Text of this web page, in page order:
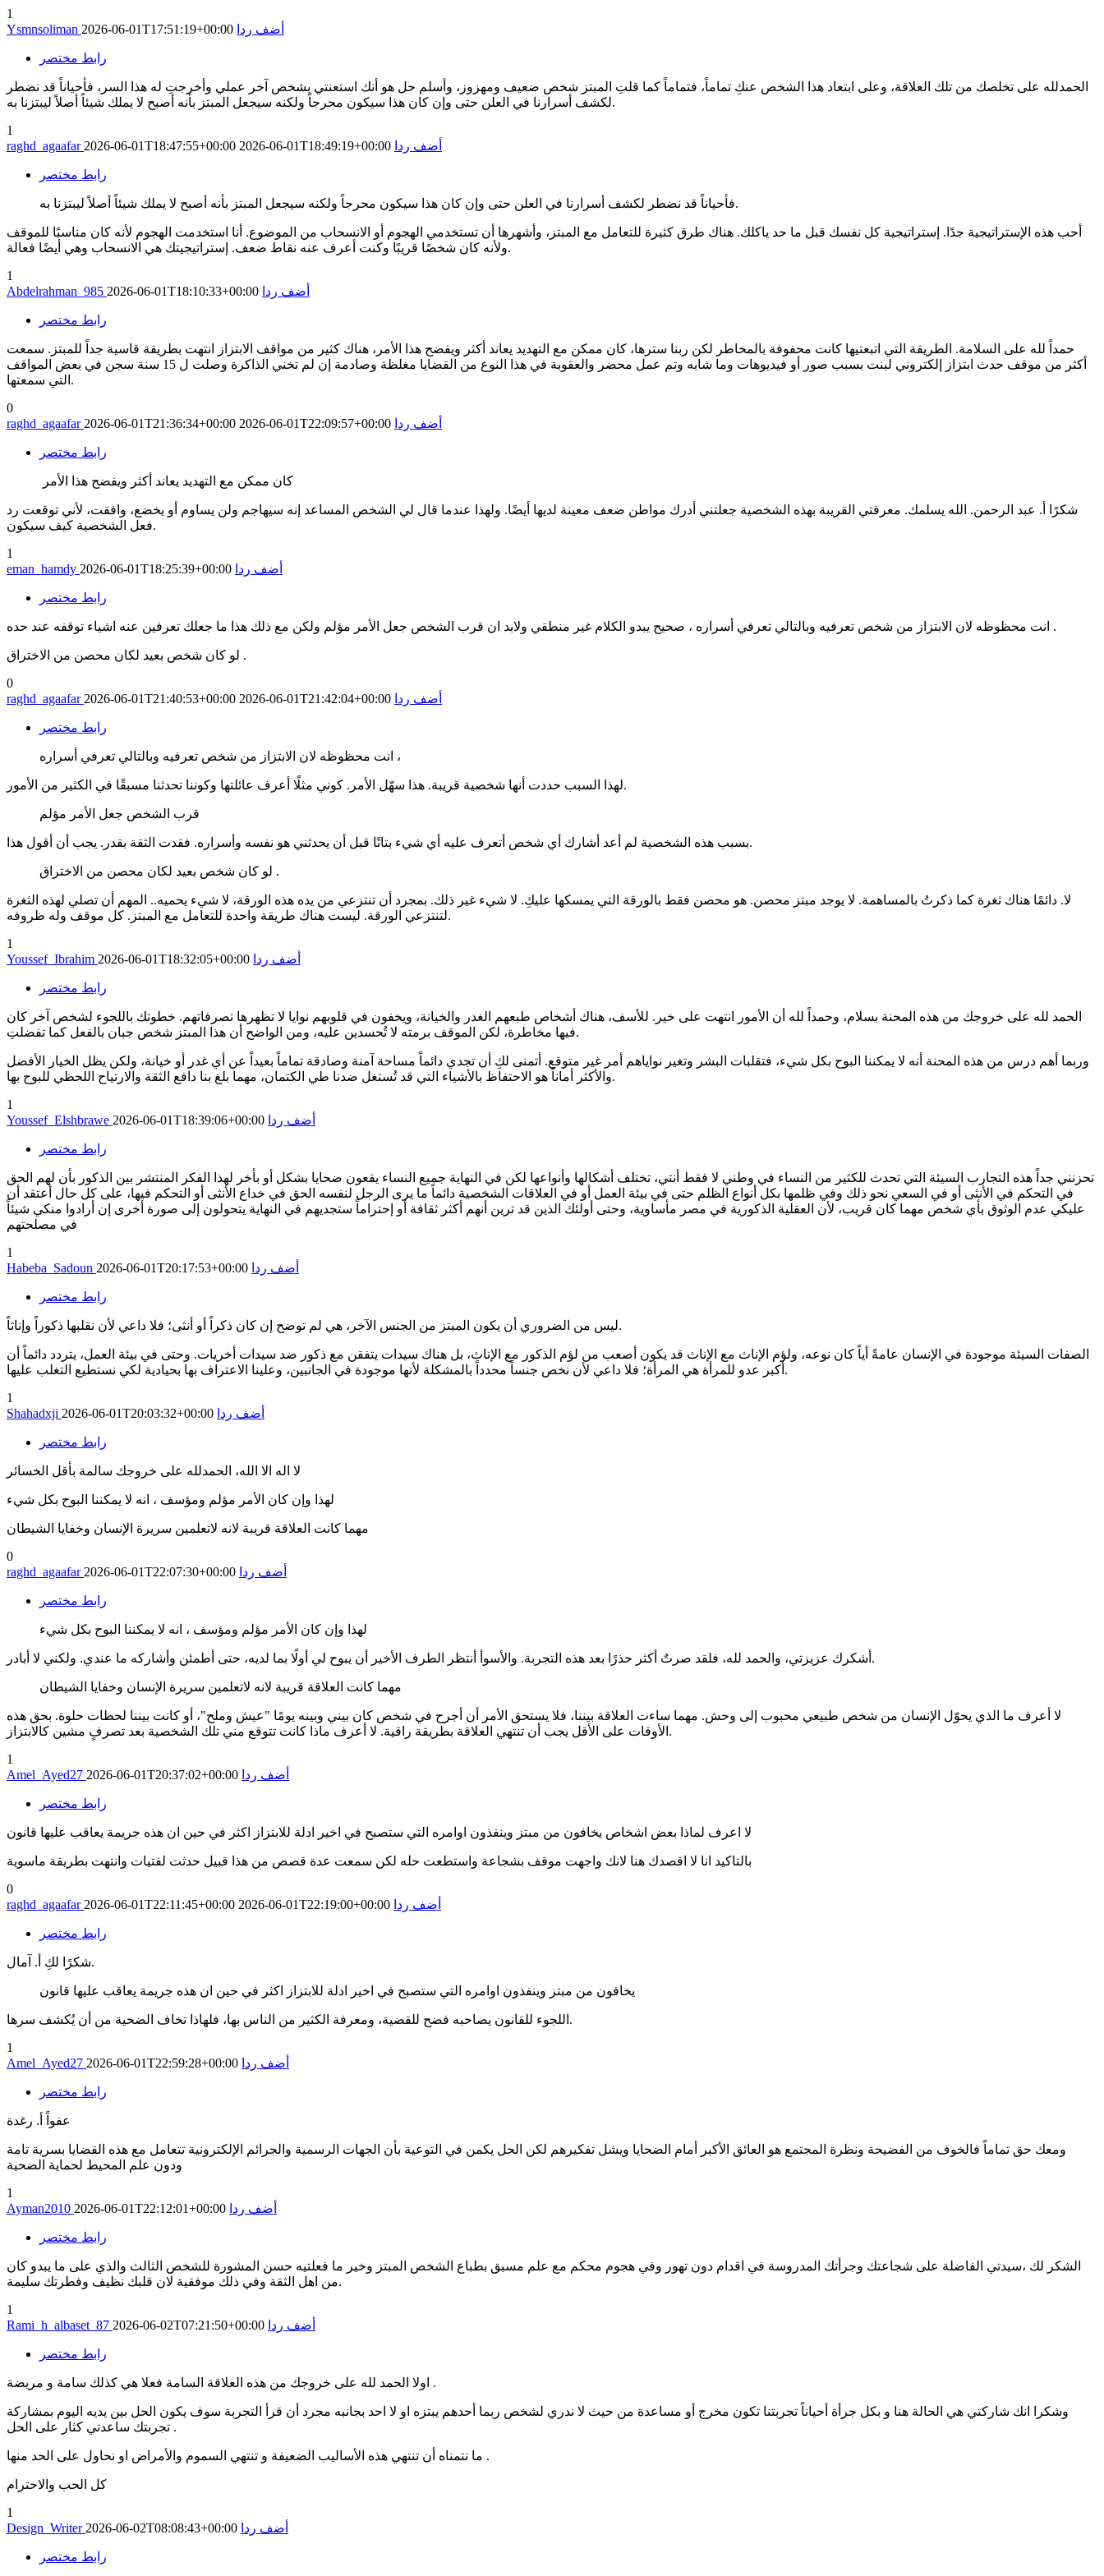
1
Ysmnsoliman 2026-06-01T17:51:19+00:00 أضف ردا
رابط مختصر
الحمدلله على تخلصك من تلك العلاقة، وعلى ابتعاد هذا الشخص عنكِ تماماً، فتماماً كما قلتِ المبتز شخص ضعيف ومهزوز، وأسلم حل هو أنك استعنتي بشخص آخر عملي وأخرجتِ له هذا السر، فأحياناً قد نضطر
لكشف أسرارنا في العلن حتى وإن كان هذا سيكون محرجاً ولكنه سيجعل المبتز بأنه أصبح لا يملك شيئاً أصلاً ليبتزنا به.
1
raghd_agaafar 2026-06-01T18:47:55+00:00 2026-06-01T18:49:19+00:00 أضف ردا
رابط مختصر
فأحياناً قد نضطر لكشف أسرارنا في العلن حتى وإن كان هذا سيكون محرجاً ولكنه سيجعل المبتز بأنه أصبح لا يملك شيئاً أصلاً ليبتزنا به.
أحب هذه الإستراتيجية جدًا. إستراتيجية كل نفسك قبل ما حد ياكلك. هناك طرق كثيرة للتعامل مع المبتز، وأشهرها أن تستخدمي الهجوم أو الانسحاب من الموضوع. أنا استخدمت الهجوم لأنه كان مناسبًا للموقف
ولأنه كان شخصًا قريبًا وكنت أعرف عنه نقاط ضعف. إستراتيجيتك هي الانسحاب وهي أيضًا فعالة.
1
Abdelrahman_985 2026-06-01T18:10:33+00:00 أضف ردا
رابط مختصر
حمداً لله على السلامة. الطريقة التي اتبعتيها كانت محفوفة بالمخاطر لكن ربنا سترها، كان ممكن مع التهديد يعاند أكثر ويفضح هذا الأمر، هناك كثير من مواقف الابتزاز انتهت بطريقة قاسية جداً للمبتز. سمعت
أكثر من موقف حدث ابتزاز إلكتروني لبنت بسبب صور أو فيديوهات وما شابه وتم عمل محضر والعقوبة في هذا النوع من القضايا مغلظة وصادمة إن لم تخني الذاكرة وصلت ل 15 سنة سجن في بعض المواقف
التي سمعتها.
0
raghd_agaafar 2026-06-01T21:36:34+00:00 2026-06-01T22:09:57+00:00 أضف ردا
رابط مختصر
كان ممكن مع التهديد يعاند أكثر ويفضح هذا الأمر
شكرًا أ. عبد الرحمن. الله يسلمك. معرفتي القريبة بهذه الشخصية جعلتني أدرك مواطن ضعف معينة لديها أيضًا. ولهذا عندما قال لي الشخص المساعد إنه سيهاجم ولن يساوم أو يخضع، وافقت، لأني توقعت رد
فعل الشخصية كيف سيكون.
1
eman_hamdy 2026-06-01T18:25:39+00:00 أضف ردا
رابط مختصر
انت محظوظه لان الابتزاز من شخص تعرفيه وبالتالي تعرفي أسراره ، صحيح يبدو الكلام غير منطقي ولابد ان قرب الشخص جعل الأمر مؤلم ولكن مع ذلك هذا ما جعلك تعرفين عنه اشياء توقفه عند حده .
لو كان شخص بعيد لكان محصن من الاختراق .
0
raghd_agaafar 2026-06-01T21:40:53+00:00 2026-06-01T21:42:04+00:00 أضف ردا
رابط مختصر
انت محظوظه لان الابتزاز من شخص تعرفيه وبالتالي تعرفي أسراره ،
لهذا السبب حددت أنها شخصية قريبة. هذا سهّل الأمر. كوني مثلًا أعرف عائلتها وكوننا تحدثنا مسبقًا في الكثير من الأمور.
بسبب هذه الشخصية لم أعد أشارك أي شخص أتعرف عليه أي شيء بتاتًا قبل أن يحدثني هو نفسه وأسراره. فقدت الثقة بقدر. يجب أن أقول هذا.
لو كان شخص بعيد لكان محصن من الاختراق .
لا. دائمًا هناك ثغرة كما ذكرتُ بالمساهمة. لا يوجد مبتز محصن. هو محصن فقط بالورقة التي يمسكها عليكِ. لا شيء غير ذلك. بمجرد أن تنتزعي من يده هذه الورقة، لا شيء يحميه.. المهم أن تصلي لهذه الثغرة
لتنتزعي الورقة. ليست هناك طريقة واحدة للتعامل مع المبتز. كل موقف وله ظروفه.
1
Youssef_Ibrahim 2026-06-01T18:32:05+00:00 أضف ردا
رابط مختصر
الحمد لله على خروجك من هذه المحنة بسلام، وحمداً لله أن الأمور انتهت على خير. للأسف، هناك أشخاص طبعهم الغدر والخيانة، ويخفون في قلوبهم نوايا لا تظهرها تصرفاتهم. خطوتك باللجوء لشخص آخر كان
فيها مخاطرة، لكن الموقف برمته لا تُحسدين عليه، ومن الواضح أن هذا المبتز شخص جبان بالفعل كما تفضلتِ.
وربما أهم درس من هذه المحنة أنه لا يمكننا البوح بكل شيء، فتقلبات البشر وتغير نواياهم أمر غير متوقع. أتمنى لكِ أن تجدي دائماً مساحة آمنة وصادقة تماماً بعيداً عن أي غدر أو خيانة، ولكن يظل الخيار الأفضل
والأكثر أماناً هو الاحتفاظ بالأشياء التي قد تُستغل ضدنا طي الكتمان، مهما بلغ بنا دافع الثقة والارتياح اللحظي للبوح بها.
1
Youssef_Elshbrawe 2026-06-01T18:39:06+00:00 أضف ردا
رابط مختصر
تحزنني جداً هذه التجارب السيئة التي تحدث للكثير من النساء في وطني لا فقط أنتي، تختلف أشكالها وأنواعها لكن في النهاية جميع النساء يقعون ضحايا بشكل أو بأخر لهذا الفكر المنتشر بين الذكور بأن لهم الحق
في التحكم في الأنثى أو في السعي نحو ذلك وفي ظلمها بكل أنواع الظلم حتى في بيئة العمل أو في العلاقات الشخصية دائماً ما يرى الرجل لنفسه الحق في خداع الأنثى أو التحكم فيها، على كل حال أعتقد أن
عليكي عدم الوثوق بأي شخص مهما كان قريب، لأن العقلية الذكورية في مصر مأساوية، وحتى أولئك الذين قد ترين أنهم أكثر ثقافة أو إحتراماً ستجديهم في النهاية يتحولون إلى صورة أخرى إن أرادوا منكي شيئاً
في مصلحتهم
1
Habeba_Sadoun 2026-06-01T20:17:53+00:00 أضف ردا
رابط مختصر
ليس من الضروري أن يكون المبتز من الجنس الآخر، هي لم توضح إن كان ذكراً أو أنثى؛ فلا داعي لأن نقلبها ذكوراً وإناثاً.
الصفات السيئة موجودة في الإنسان عامةً أياً كان نوعه، ولؤم الإناث مع الإناث قد يكون أصعب من لؤم الذكور مع الإناث، بل هناك سيدات يتفقن مع ذكور ضد سيدات أخريات. وحتى في بيئة العمل، يتردد دائماً أن
أكبر عدو للمرأة هي المرأة؛ فلا داعي لأن نخص جنساً محدداً بالمشكلة لأنها موجودة في الجانبين، وعلينا الاعتراف بها بحيادية لكي نستطيع التغلب عليها.
1
Shahadxji 2026-06-01T20:03:32+00:00 أضف ردا
رابط مختصر
لا اله الا الله، الحمدلله على خروجك سالمة بأقل الخسائر
لهذا وإن كان الأمر مؤلم ومؤسف ، انه لا يمكننا البوح بكل شيء
مهما كانت العلاقة قريبة لانه لاتعلمين سريرة الإنسان وخفايا الشيطان
0
raghd_agaafar 2026-06-01T22:07:30+00:00 أضف ردا
رابط مختصر
لهذا وإن كان الأمر مؤلم ومؤسف ، انه لا يمكننا البوح بكل شيء
أشكرك عزيزتي، والحمد لله، فلقد صرتٌ أكثر حذرًا بعد هذه التجربة. والأسوأ أنتظر الطرف الأخير أن يبوح لي أولًا بما لديه، حتى أطمئن وأشاركه ما عندي. ولكني لا أبادر.
مهما كانت العلاقة قريبة لانه لاتعلمين سريرة الإنسان وخفايا الشيطان
لا أعرف ما الذي يحوّل الإنسان من شخص طبيعي محبوب إلى وحش. مهما ساءت العلاقة بيننا، فلا يستحق الأمر أن أجرح في شخص كان بيني وبينه يومًا "عيش وملح"، أو كانت بيننا لحظات حلوة. بحق هذه
الأوقات على الأقل يجب أن تنتهي العلاقة بطريقة راقية. لا أعرف ماذا كانت تتوقع مني تلك الشخصية بعد تصرفٍ مشين كالابتزاز.
1
Amel_Ayed27 2026-06-01T20:37:02+00:00 أضف ردا
رابط مختصر
لا اعرف لماذا بعض اشخاص يخافون من مبتز وينفذون اوامره التي ستصبح في اخير ادلة للابتزاز اكثر في حين ان هذه جريمة يعاقب عليها قانون
بالتاكيد انا لا اقصدك هنا لانك واجهت موقف بشجاعة واستطعت حله لكن سمعت عدة قصص من هذا قبيل حدثت لفتيات وانتهت بطريقة ماسوية
0
raghd_agaafar 2026-06-01T22:11:45+00:00 2026-06-01T22:19:00+00:00 أضف ردا
رابط مختصر
شكرًا لكِ أ. آمال.
يخافون من مبتز وينفذون اوامره التي ستصبح في اخير ادلة للابتزاز اكثر في حين ان هذه جريمة يعاقب عليها قانون
اللجوء للقانون يصاحبه فضح للقضية، ومعرفة الكثير من الناس بها، فلهاذا تخاف الضحية من أن يُكشف سرها.
1
Amel_Ayed27 2026-06-01T22:59:28+00:00 أضف ردا
رابط مختصر
عفواً أ. رغدة
ومعك حق تماماً فالخوف من الفضيحة ونظرة المجتمع هو العائق الأكبر أمام الضحايا ويشل تفكيرهم لكن الحل يكمن في التوعية بأن الجهات الرسمية والجرائم الإلكترونية تتعامل مع هذه القضايا بسرية تامة
ودون علم المحيط لحماية الضحية
1
Ayman2010 2026-06-01T22:12:01+00:00 أضف ردا
رابط مختصر
الشكر لك ،سيدتي الفاضلة على شجاعتك وجرأتك المدروسة في اقدام دون تهور وفي هجوم محكم مع علم مسبق بطباع الشخص المبتز وخير ما فعلتيه حسن المشورة للشخص الثالث والذي على ما يبدو كان
من اهل الثقة وفي ذلك موفقية لان قلبك نظيف وفطرتك سليمة.
1
Rami_h_albaset_87 2026-06-02T07:21:50+00:00 أضف ردا
رابط مختصر
اولا الحمد لله على خروجك من هذه العلاقة السامة فعلا هي كذلك سامة و مريضة .
وشكرا انك شاركتي هي الحالة هنا و بكل جرأة أحياناً تجربتنا تكون مخرج أو مساعدة من حيث لا ندري لشخص ربما أحدهم يبتزه او لا احد بجانبه مجرد أن قرأ التجربة سوف يكون الحل بين يديه اليوم بمشاركة
تجربتك ساعدتي كثار على الحل .
ما نتمناه أن تنتهي هذه الأساليب الضعيفة و تنتهي السموم والأمراض او نحاول على الحد منها .
كل الحب والاحترام
1
Design_Writer 2026-06-02T08:08:43+00:00 أضف ردا
رابط مختصر